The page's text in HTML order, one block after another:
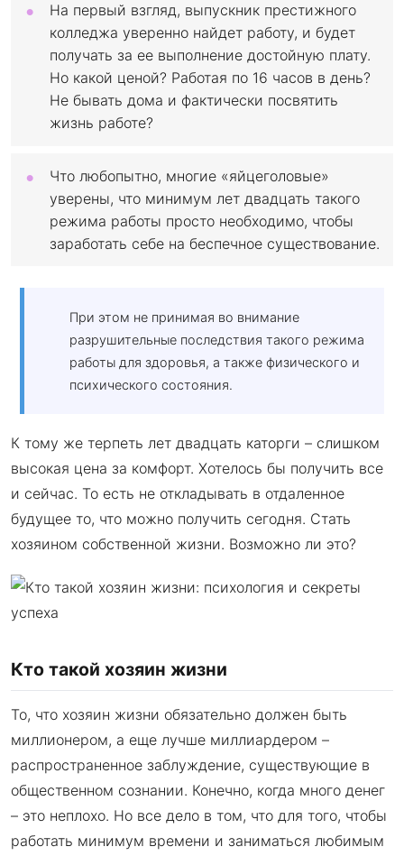
На первый взгляд, выпускник престижного
колледжа уверенно найдет работу, и будет
получать за ее выполнение достойную плату.
Но какой ценой? Работая по 16 часов в день?
Не бывать дома и фактически посвятить
жизнь работе?
Что любопытно, многие «яйцеголовые»
уверены, что минимум лет двадцать такого
режима работы просто необходимо, чтобы
заработать себе на беспечное существование.
При этом не принимая во внимание
разрушительные последствия такого режима
работы для здоровья, а также физического и
психического состояния.
К тому же терпеть лет двадцать каторги – слишком
высокая цена за комфорт. Хотелось бы получить все
и сейчас. То есть не откладывать в отдаленное
будущее то, что можно получить сегодня. Стать
хозяином собственной жизни. Возможно ли это?
Кто такой хозяин жизни
То, что хозяин жизни обязательно должен быть
миллионером, а еще лучше миллиардером –
распространенное заблуждение, существующие в
общественном сознании. Конечно, когда много денег
– это неплохо. Но все дело в том, что для того, чтобы
работать минимум времени и заниматься любимым